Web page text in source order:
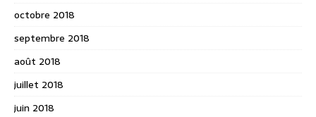
octobre 2018
septembre 2018
août 2018
juillet 2018
juin 2018